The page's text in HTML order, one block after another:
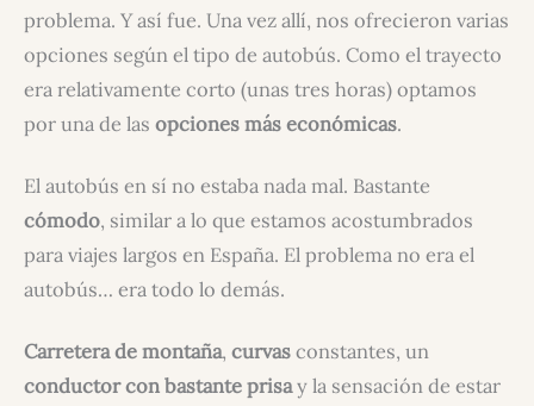
problema. Y así fue. Una vez allí, nos ofrecieron varias
opciones según el tipo de autobús. Como el trayecto
era relativamente corto (unas tres horas) optamos
por una de las opciones más económicas.
El autobús en sí no estaba nada mal. Bastante
cómodo, similar a lo que estamos acostumbrados
para viajes largos en España. El problema no era el
autobús… era todo lo demás.
Carretera de montaña, curvasconstantes, un
conductor con bastante prisay la sensación de estar